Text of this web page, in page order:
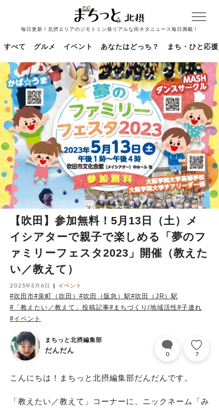
毎日更新！北摂エリアのジモトミン発リアルな街ネタニュース毎日満載！
すべて グルメ イベント あなたはどっち？ まち・ひと応援
【吹田】参加無料！5月13日（土）メ
イシアターで親子で楽しめる「夢のフ
ァミリーフェスタ2023」開催（教えた
い／教えて）
2023年5月6日 イベント
#吹田市#泉町（吹田） #吹田（阪急）駅#吹田（JR）駅
#「教えたい／教えて」投稿記事#まちづくり/地域活性#子連れ
#イベント
まちっと北摂編集部
だんだん 0 7
こんにちは！まちっと北摂編集部だんだんです。
「教えたい／教えて」コーナーに、ニックネーム「み